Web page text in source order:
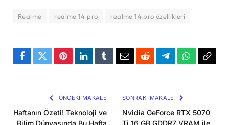
Realme realme 14 pro realme 14 pro özellikleri
Facebook
TwitterPinterestLinkedInTumblrEmailRedditTelegramWhatsApp
ÖNCEKI MAKALE
Haftanın Özeti! Teknoloji ve
Bilim Dünyasında Bu Hafta
SONRAKI MAKALE
Nvidia GeForce RTX 5070
Ti 16 GB GDDR7 VRAM ile